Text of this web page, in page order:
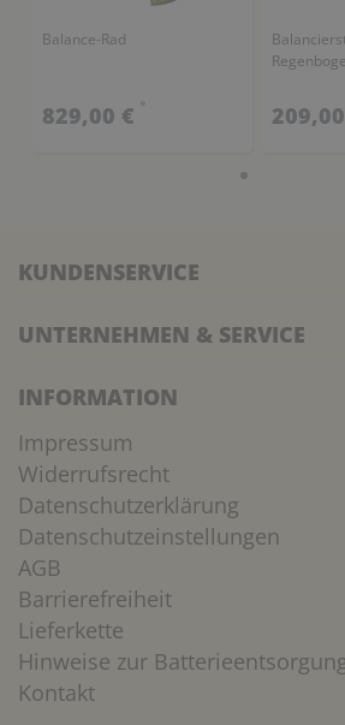
Balance-Rad
829,00 € *
KUNDENSERVICE
UNTERNEHMEN & SERVICE
INFORMATION
Impressum
Widerrufsrecht
Datenschutzerklärung
Datenschutzeinstellungen
AGB
Barrierefreiheit
Lieferkette
Hinweise zur
Kontakt